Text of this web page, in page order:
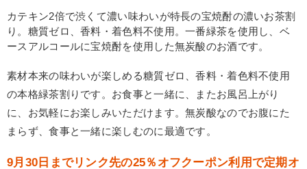
カテキン2倍で渋くて濃い味わいが特長の宝焼酎の濃いお茶割
り。糖質ゼロ、香料・着色料不使用。一番緑茶を使用し、ベ
ースアルコールに宝焼酎を使用した無炭酸のお酒です。
素材本来の味わいが楽しめる糖質ゼロ、香料・着色料不使用
の本格緑茶割りです。お食事と一緒に、またお風呂上がり
に、お気軽にお楽しみいただけます。無炭酸なのでお腹にた
まらず、食事と一緒に楽しむのに最適です。
9月30日までリンク先の25％オフクーポン利用で定期オ